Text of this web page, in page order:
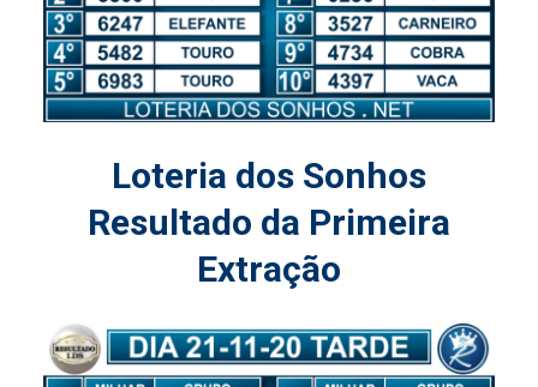
Loteria dos Sonhos
Resultado da Primeira
Extração